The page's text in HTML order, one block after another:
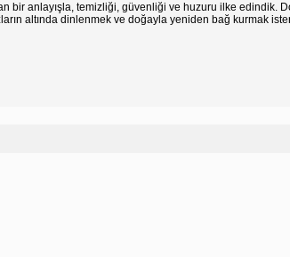
bir anlayışla, temizliği, güvenliği ve huzuru ilke edindik.
altında dinlenmek ve doğayla yeniden bağ kurmak